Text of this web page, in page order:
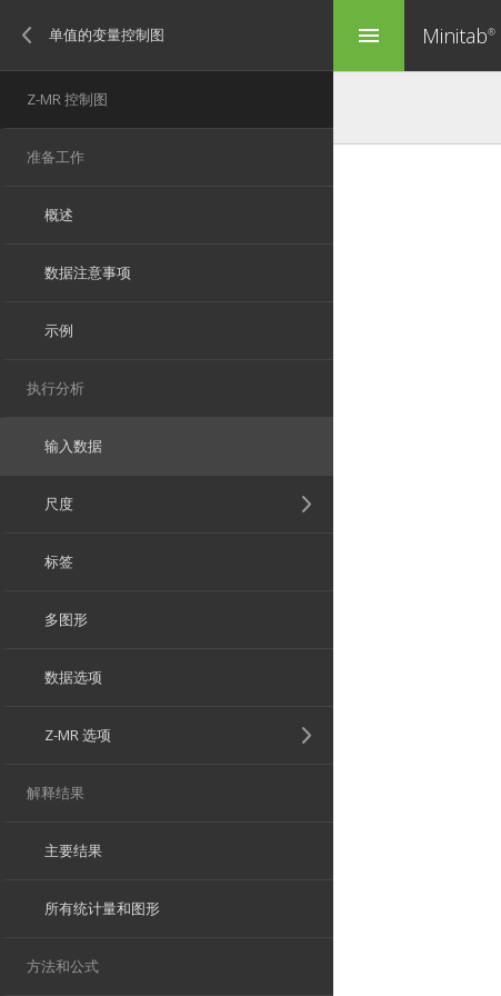
menu Minitab®